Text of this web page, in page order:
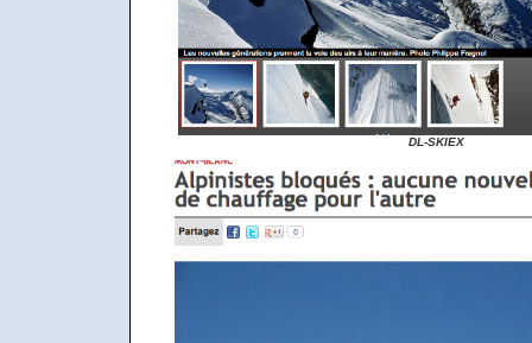
DL-SKIEX